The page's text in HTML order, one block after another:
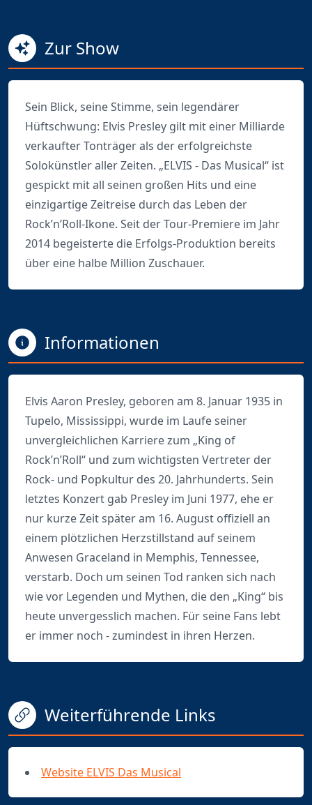
Zur Show
Sein Blick, seine Stimme, sein legendärer
Hüftschwung: Elvis Presley gilt mit einer Milliarde
verkaufter Tonträger als der erfolgreichste
Solokünstler aller Zeiten. „ELVIS - Das Musical“ ist
gespickt mit all seinen großen Hits und eine
einzigartige Zeitreise durch das Leben der
Rock’n’Roll-Ikone. Seit der Tour-Premiere im Jahr
2014 begeisterte die Erfolgs-Produktion bereits
über eine halbe Million Zuschauer.
Informationen
Elvis Aaron Presley, geboren am 8. Januar 1935 in
Tupelo, Mississippi, wurde im Laufe seiner
unvergleichlichen Karriere zum „King of
Rock’n’Roll“ und zum wichtigsten Vertreter der
Rock- und Popkultur des 20. Jahrhunderts. Sein
letztes Konzert gab Presley im Juni 1977, ehe er
nur kurze Zeit später am 16. August offiziell an
einem plötzlichen Herzstillstand auf seinem
Anwesen Graceland in Memphis, Tennessee,
verstarb. Doch um seinen Tod ranken sich nach
wie vor Legenden und Mythen, die den „King“ bis
heute unvergesslich machen. Für seine Fans lebt
er immer noch - zumindest in ihren Herzen.
Weiterführende Links
Website ELVIS Das Musical